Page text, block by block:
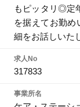
もピッタリ◎定
を据えてお勤
細をお話しいた
求人No
317833
事業所名